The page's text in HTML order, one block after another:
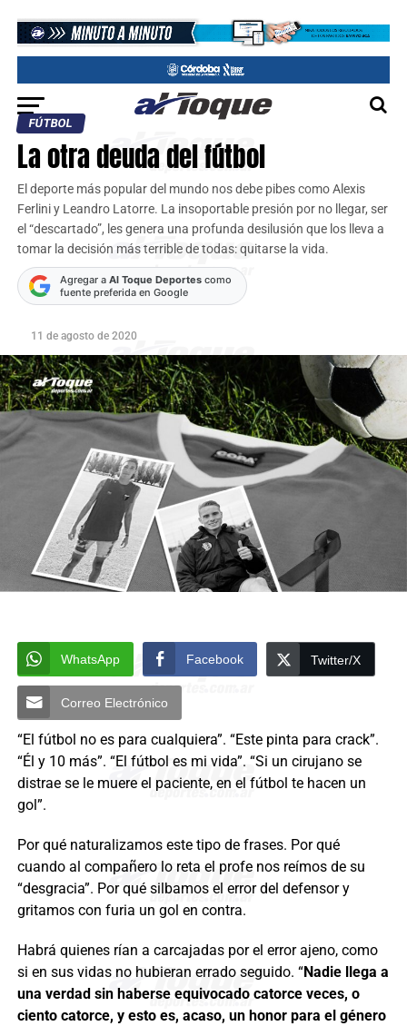
FÚTBOL
La otra deuda del fútbol
El deporte más popular del mundo nos debe pibes como Alexis
Ferlini y Leandro Latorre. La insoportable presión por no llegar, ser
el “descartado”, les genera una profunda desilusión que los lleva a
tomar la decisión más terrible de todas: quitarse la vida.
Agregar a Al Toque Deportescomo
fuente preferida en Google
11 de agosto de 2020
WhatsApp Facebook Twitter/X
Correo Electrónico
“El fútbol no es para cualquiera”. “Este pinta para crack”.
“Él y 10 más”. “El fútbol es mi vida”. “Si un cirujano se
distrae se le muere el paciente, en el fútbol te hacen un
gol”.
Por qué naturalizamos este tipo de frases. Por qué
cuando al compañero lo reta el profe nos reímos de su
“desgracia”. Por qué silbamos el error del defensor y
gritamos con furia un gol en contra.
Habrá quienes rían a carcajadas por el error ajeno, como
si en sus vidas no hubieran errado seguido. “Nadie llega a
una verdad sin haberse equivocado catorce veces, o
ciento catorce, y esto es, acaso, un honor para el género